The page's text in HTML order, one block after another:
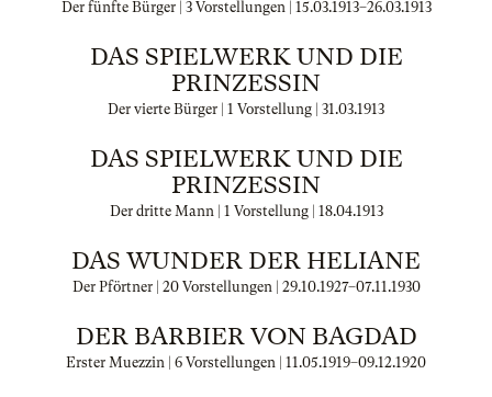
Der fünfte Bürger | 3 Vorstellungen | 15.03.1913–26.03.1913
DAS SPIELWERK UND DIE
PRINZESSIN
Der vierte Bürger | 1 Vorstellung | 31.03.1913
DAS SPIELWERK UND DIE
PRINZESSIN
Der dritte Mann | 1 Vorstellung | 18.04.1913
DAS WUNDER DER HELIANE
Der Pförtner | 20 Vorstellungen | 29.10.1927–07.11.1930
DER BARBIER VON BAGDAD
Erster Muezzin | 6 Vorstellungen | 11.05.1919–09.12.1920